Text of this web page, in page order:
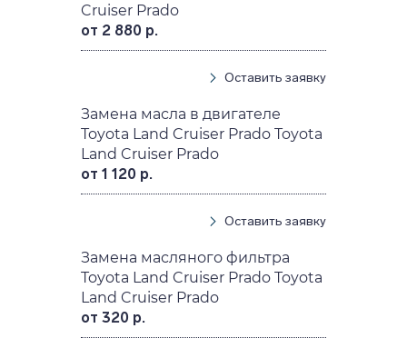
Cruiser Prado
от 2 880 р.
Оставить заявку
Замена масла в двигателе
Toyota Land Cruiser Prado Toyota
Land Cruiser Prado
от 1 120 р.
Оставить заявку
Замена масляного фильтра
Toyota Land Cruiser Prado Toyota
Land Cruiser Prado
от 320 р.